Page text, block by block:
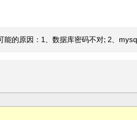
的原因：1、数据库密码不对; 2、mysql